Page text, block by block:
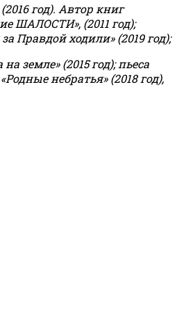
год). Автор книг
ШАЛОСТИ», (2011 год);
Правдой ходили» (2019 год);
земле» (2015 год); пьеса
небратья» (2018 год),